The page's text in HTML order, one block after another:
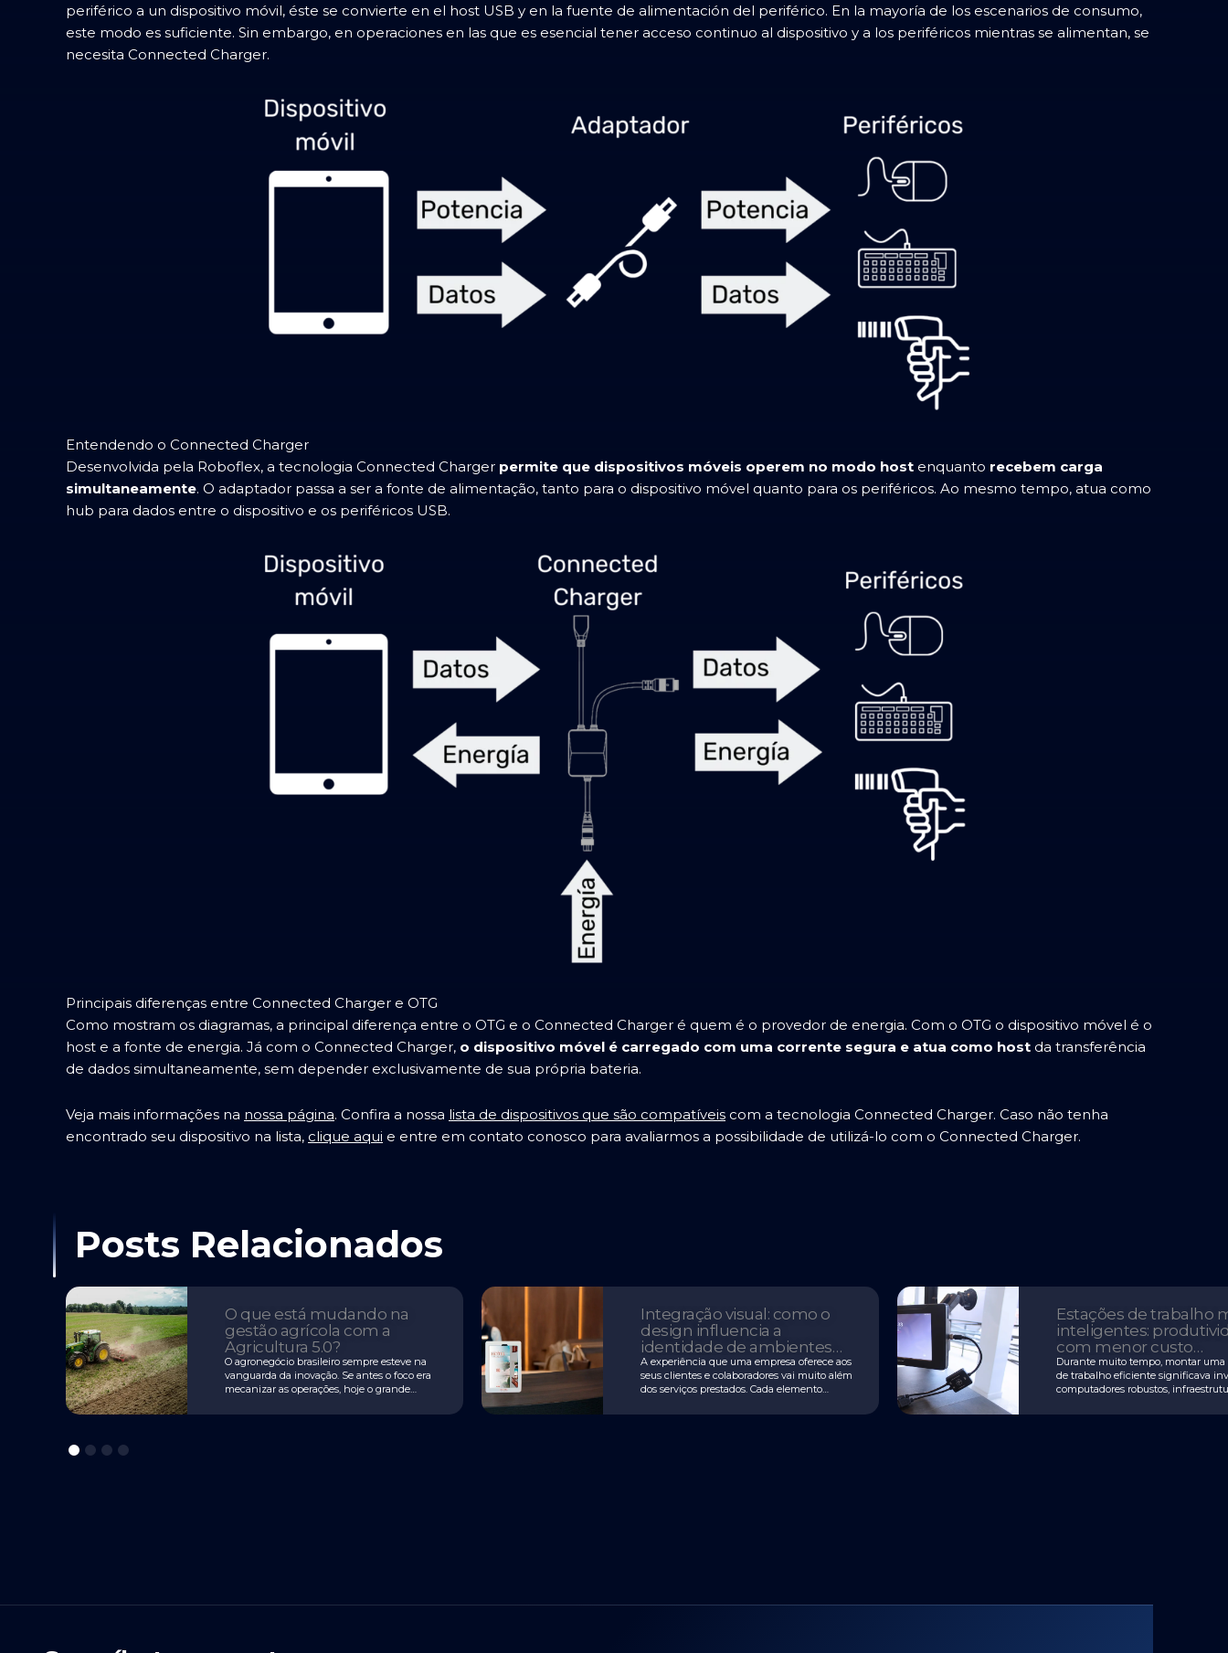
periférico a un dispositivo móvil, éste se convierte en el host USB y en la fuente de alimentación del periférico. En la mayoría de los escenarios de consumo,
este modo es suficiente. Sin embargo, en operaciones en las que es esencial tener acceso continuo al dispositivo y a los periféricos mientras se alimentan, se
necesita Connected Charger.
Entendendo o Connected Charger
Desenvolvida pela Roboflex, a tecnologia Connected Charger permite que dispositivos móveis operem no modo host enquanto recebem carga
simultaneamente. O adaptador passa a ser a fonte de alimentação, tanto para o dispositivo móvel quanto para os periféricos. Ao mesmo tempo, atua como
hub para dados entre o dispositivo e os periféricos USB.
Principais diferenças entre Connected Charger e OTG
Como mostram os diagramas, a principal diferença entre o OTG e o Connected Charger é quem é o provedor de energia. Com o OTG o dispositivo móvel é o
host e a fonte de energia. Já com o Connected Charger, o dispositivo móvel é carregado com uma corrente segura e atua como host da transferência
de dados simultaneamente, sem depender exclusivamente de sua própria bateria.
Veja mais informações na nossa página. Confira a nossa lista de dispositivos que são compatíveis com a tecnologia Connected Charger. Caso não tenha
encontrado seu dispositivo na lista, clique aqui e entre em contato conosco para avaliarmos a possibilidade de utilizá-lo com o Connected Charger.
Posts Relacionados
O que está mudando na
gestão agrícola com a
Agricultura 5.0?
O agronegócio brasileiro sempre esteve na
vanguarda da inovação. Se antes o foco era
mecanizar as operações, hoje o grande
Integração visual: como o
design influencia a
identidade de ambientes
corporativos
A experiência que uma empresa oferece aos
seus clientes e colaboradores vai muito além
dos serviços prestados. Cada elemento
transmitir
Estações de trabalho
inteligentes:
com menor custo
operacional
Durante muito tempo, montar uma
de trabalho eficiente significava
computadores robustos,
cada operação. Hoje, esse cenário
4